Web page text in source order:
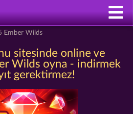
Ember Wilds
sitesinde online ve
Wilds oyna - indirmek
gerektirmez!